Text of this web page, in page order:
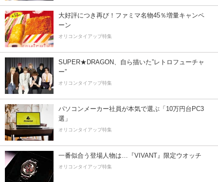
大好評につき再び！ファミマ名物45％増量キャンペ
ーン
オリコンタイアップ特集
SUPER★DRAGON、自ら描いた”レトロフューチャ
ー”
オリコンタイアップ特集
パソコンメーカー社員が本気で選ぶ「10万円台PC3
選」
オリコンタイアップ特集
一番似合う登場人物は…『VIVANT』限定ウオッチ
オリコンタイアップ特集